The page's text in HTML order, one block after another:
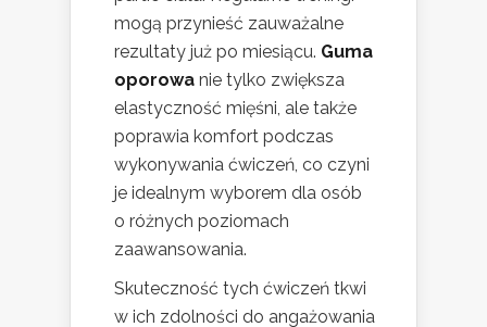
mogą przynieść zauważalne
rezultaty już po miesiącu. Guma
oporowa nie tylko zwiększa
elastyczność mięśni, ale także
poprawia komfort podczas
wykonywania ćwiczeń, co czyni
je idealnym wyborem dla osób
o różnych poziomach
zaawansowania.
Skuteczność tych ćwiczeń tkwi
w ich zdolności do angażowania